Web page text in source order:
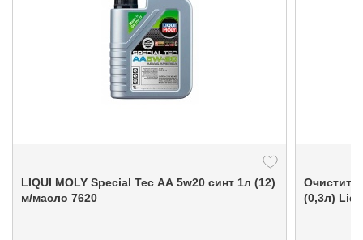
LIQUI MOLY Special Тес AA 5w20 синт 1л (12)
м/масло 7620
(0,3л)